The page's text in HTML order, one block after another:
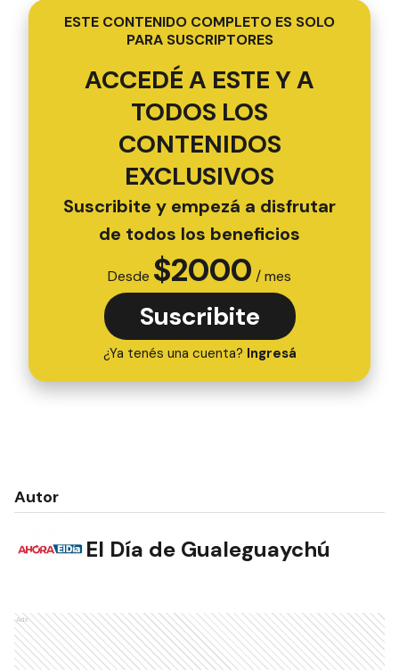
ESTE CONTENIDO COMPLETO ES SOLO
PARA SUSCRIPTORES
ACCEDÉ A ESTE Y A
TODOS LOS
CONTENIDOS
EXCLUSIVOS
Suscribite y empezá a disfrutar
de todos los beneficios
Desde $2000 / mes
Suscribite
¿Ya tenés una cuenta? Ingresá
Autor
El Día de Gualeguaychú
Ads